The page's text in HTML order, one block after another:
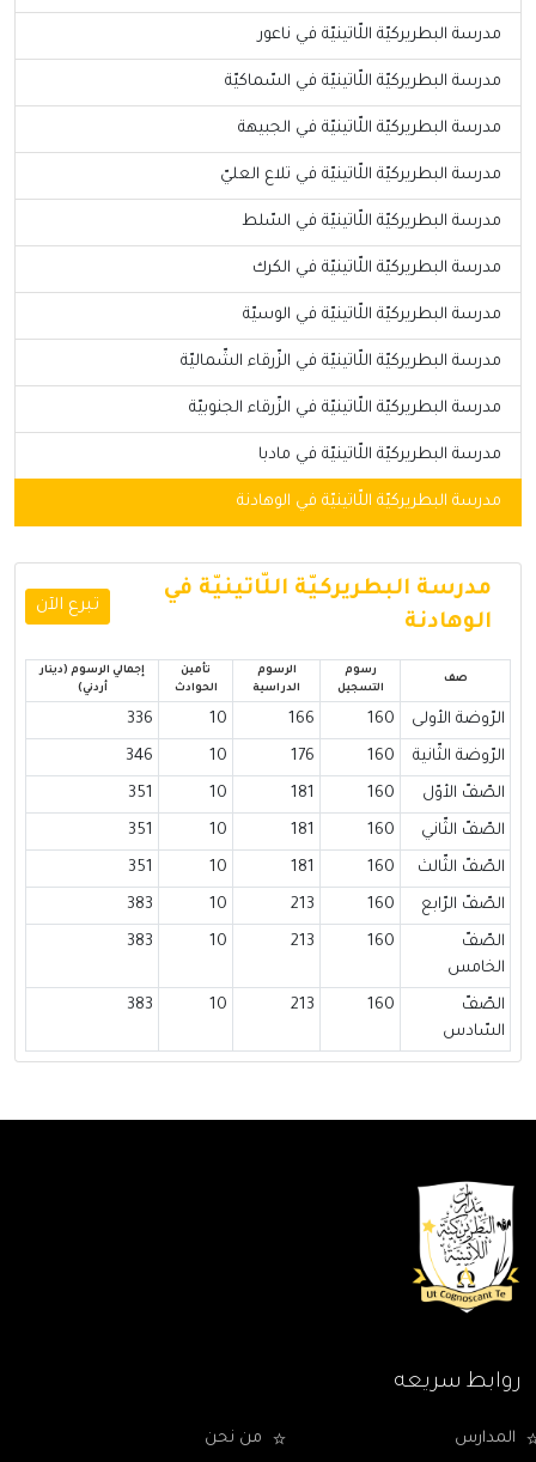
مدرسة البطريركيّة اللّاتينيّة في ناعور
مدرسة البطريركيّة اللّاتينيّة في السّماكيّة
مدرسة البطريركيّة اللّاتينيّة في الجبيهة
مدرسة البطريركيّة اللّاتينيّة في تلاع العليّ
مدرسة البطريركيّة اللّاتينيّة في السّلط
مدرسة البطريركيّة اللّاتينيّة في الكرك
مدرسة البطريركيّة اللّاتينيّة في الوسيّة
مدرسة البطريركيّة اللّاتينيّة في الزّرقاء الشّماليّة
مدرسة البطريركيّة اللّاتينيّة في الزّرقاء الجنوبيّة
مدرسة البطريركيّة اللّاتينيّة في مادبا
مدرسة البطريركيّة اللّاتينيّة في الوهادنة
مدرسة البطريركيّة اللّاتينيّة في
الوهادنة
تبرع الآن
صف
رسوم
التسجيل
الرسوم
الدراسية
تأمين
الحوادث
إجمالي الرسوم (دينار
أردني)
الرّوضة الأولى 160
166
10
336
الرّوضة الثّانية 160
176
10
346
الصّفّ الأوّل 160
181
10
351
الصّفّ الثّاني 160
181
10
351
الصّفّ الثّالث 160
181
10
351
الصّفّ الرّابع 160
213
10
383
الصّفّ
الخامس
160
213
10
383
الصّفّ
السّادس
160
213
10
383
روابط سريعه
من نحن المدارس